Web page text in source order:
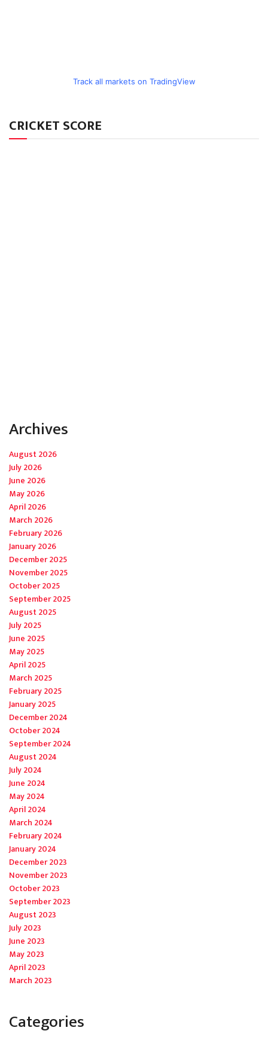
Track all markets on TradingView
CRICKET SCORE
Archives
August 2026
July 2026
June 2026
May 2026
April 2026
March 2026
February 2026
January 2026
December 2025
November 2025
October 2025
September 2025
August 2025
July 2025
June 2025
May 2025
April 2025
March 2025
February 2025
January 2025
December 2024
October 2024
September 2024
August 2024
July 2024
June 2024
May 2024
April 2024
March 2024
February 2024
January 2024
December 2023
November 2023
October 2023
September 2023
August 2023
July 2023
June 2023
May 2023
April 2023
March 2023
Categories